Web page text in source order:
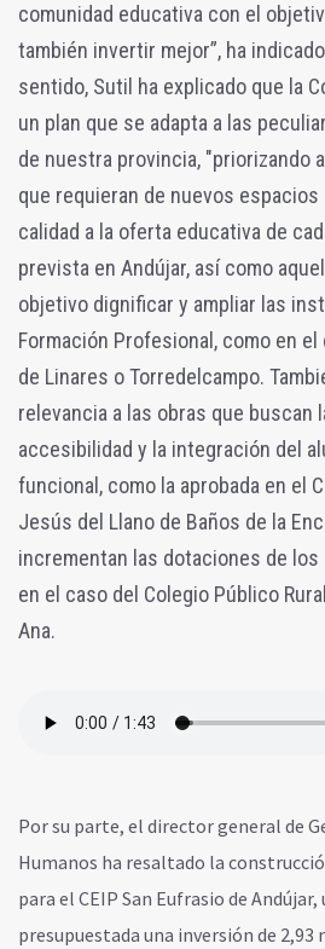
comunidad educativa con el
también invertir mejor”, ha
sentido, Sutil ha explicado que la
un plan que se adapta a las
de nuestra provincia, "priorizando
que requieran de nuevos
calidad a la oferta educativa de
prevista en Andújar, así como
objetivo dignificar y ampliar las
Formación Profesional, como en
de Linares o Torredelcampo.
relevancia a las obras que buscan
accesibilidad y la integración del
funcional, como la aprobada en el
Jesús del Llano de Baños de la
incrementan las dotaciones de
en el caso del Colegio Público
Ana.
Por su parte, el director general de
Humanos ha resaltado la
para el CEIP San Eufrasio de
presupuestada una inversión de 2,93